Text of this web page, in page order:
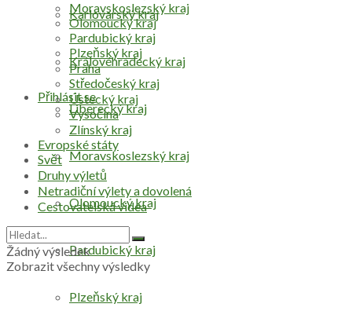
Přihlásit se
Karlovarský kraj
Královéhradecký kraj
Liberecký kraj
Moravskoslezský kraj
Olomoucký kraj
Pardubický kraj
Plzeňský kraj
Moravskoslezský kraj
Olomoucký kraj
Pardubický kraj
Plzeňský kraj
Praha
Středočeský kraj
Ústecký kraj
Vysočina
Zlínský kraj
Evropské státy
Svět
Druhy výletů
Netradiční výlety a dovolená
Cestovatelská videa
Žádný výsledek
Zobrazit všechny výsledky